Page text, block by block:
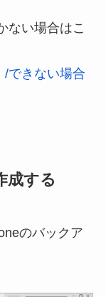
ない場合はこ
/できない場合
成する
のバックア